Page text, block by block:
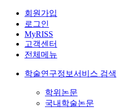
회원가입
로그인
MyRISS
고객센터
전체메뉴
학술연구정보서비스 검색
학위논문
국내학술논문